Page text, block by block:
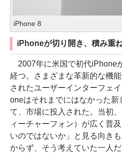
iPhone 8
iPhoneが切り開き、積み重
2007年に米国で初代iPhone
経つ。さまざまな革新的な機
されたユーザーインターフェ
oneはそれまでにはなかった新
て、市場に投入された。当初
ィーチャーフォン）が広く普
いのではないか」と見る向き
からず、そう考えていた一人だ